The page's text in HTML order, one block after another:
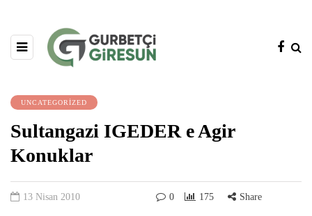
UNCATEGORIZED
Sultangazi IGEDER e Agir
Konuklar
13 Nisan 2010 0 175 Share